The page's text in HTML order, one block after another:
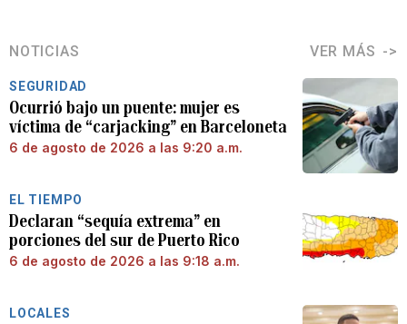
NOTICIAS VER MÁS
SEGURIDAD
Ocurrió bajo un puente: mujer es
víctima de “carjacking” en Barceloneta
6 de agosto de 2026 a las 9:20 a.m.
EL TIEMPO
Declaran “sequía extrema” en
porciones del sur de Puerto Rico
6 de agosto de 2026 a las 9:18 a.m.
LOCALES